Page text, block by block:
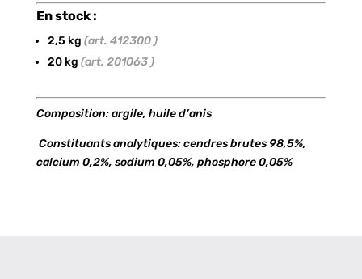
En stock :
2,5 kg (art. 412300 )
20 kg (art. 201063 )
Composition: argile, huile d’anis
Constituants analytiques: cendres brutes 98,5%,
calcium 0,2%, sodium 0,05%, phosphore 0,05%